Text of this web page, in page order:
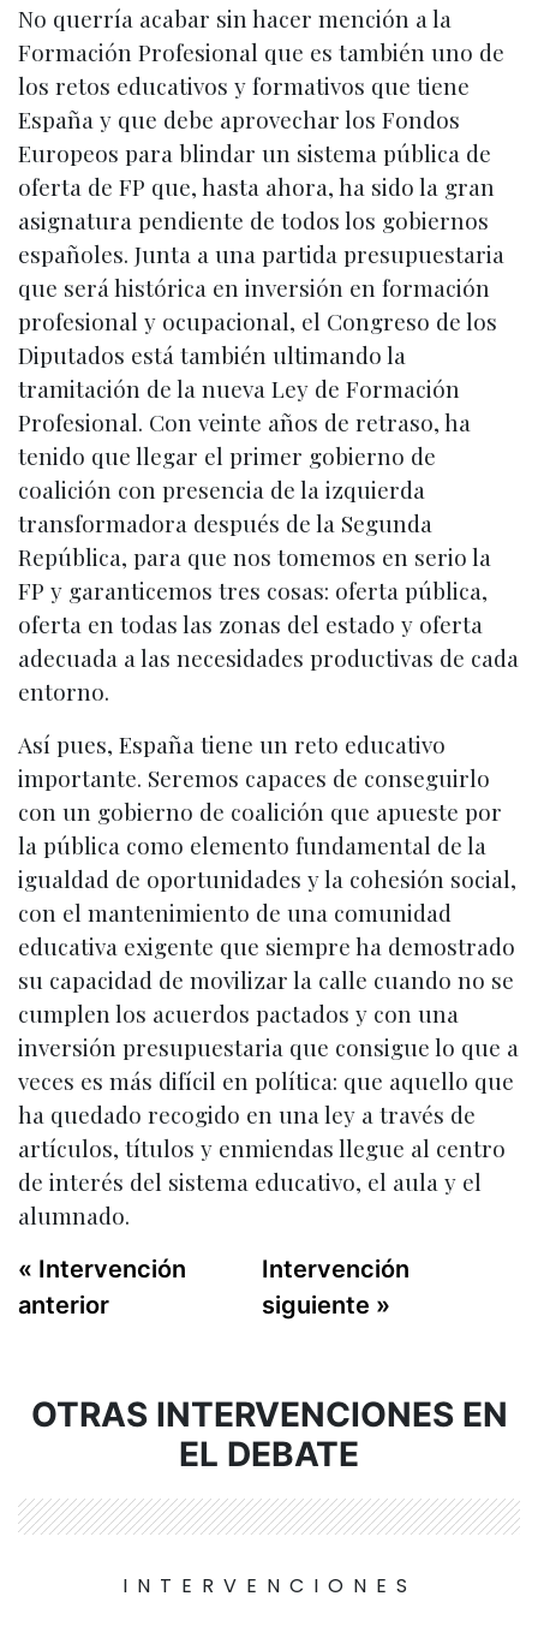
No querría acabar sin hacer mención a la
Formación Profesional que es también uno de
los retos educativos y formativos que tiene
España y que debe aprovechar los Fondos
Europeos para blindar un sistema pública de
oferta de FP que, hasta ahora, ha sido la gran
asignatura pendiente de todos los gobiernos
españoles. Junta a una partida presupuestaria
que será histórica en inversión en formación
profesional y ocupacional, el Congreso de los
Diputados está también ultimando la
tramitación de la nueva Ley de Formación
Profesional. Con veinte años de retraso, ha
tenido que llegar el primer gobierno de
coalición con presencia de la izquierda
transformadora después de la Segunda
República, para que nos tomemos en serio la
FP y garanticemos tres cosas: oferta pública,
oferta en todas las zonas del estado y oferta
adecuada a las necesidades productivas de cada
entorno.
Así pues, España tiene un reto educativo
importante. Seremos capaces de conseguirlo
con un gobierno de coalición que apueste por
la pública como elemento fundamental de la
igualdad de oportunidades y la cohesión social,
con el mantenimiento de una comunidad
educativa exigente que siempre ha demostrado
su capacidad de movilizar la calle cuando no se
cumplen los acuerdos pactados y con una
inversión presupuestaria que consigue lo que a
veces es más difícil en política: que aquello que
ha quedado recogido en una ley a través de
artículos, títulos y enmiendas llegue al centro
de interés del sistema educativo, el aula y el
alumnado.
« Intervención
anterior
Intervención
siguiente »
OTRAS INTERVENCIONES EN
EL DEBATE
INTERVENCIONES